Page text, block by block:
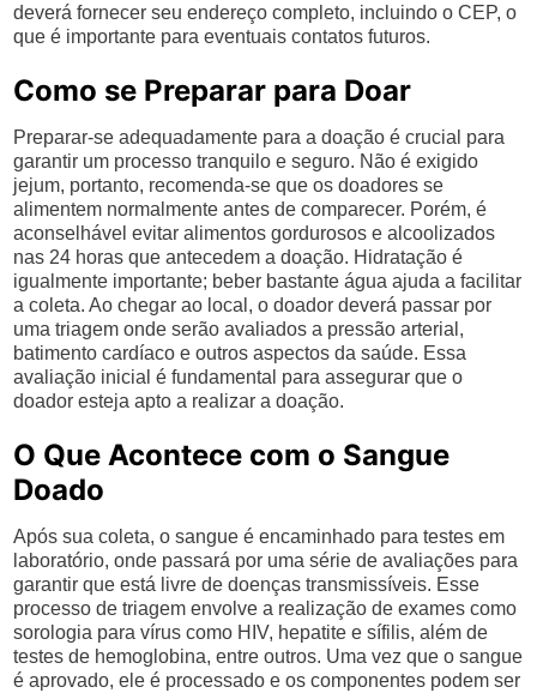
deverá fornecer seu endereço completo, incluindo o CEP, o
que é importante para eventuais contatos futuros.
Como se Preparar para Doar
Preparar-se adequadamente para a doação é crucial para
garantir um processo tranquilo e seguro. Não é exigido
jejum, portanto, recomenda-se que os doadores se
alimentem normalmente antes de comparecer. Porém, é
aconselhável evitar alimentos gordurosos e alcoolizados
nas 24 horas que antecedem a doação. Hidratação é
igualmente importante; beber bastante água ajuda a facilitar
a coleta. Ao chegar ao local, o doador deverá passar por
uma triagem onde serão avaliados a pressão arterial,
batimento cardíaco e outros aspectos da saúde. Essa
avaliação inicial é fundamental para assegurar que o
doador esteja apto a realizar a doação.
O Que Acontece com o Sangue
Doado
Após sua coleta, o sangue é encaminhado para testes em
laboratório, onde passará por uma série de avaliações para
garantir que está livre de doenças transmissíveis. Esse
processo de triagem envolve a realização de exames como
sorologia para vírus como HIV, hepatite e sífilis, além de
testes de hemoglobina, entre outros. Uma vez que o sangue
é aprovado, ele é processado e os componentes podem ser